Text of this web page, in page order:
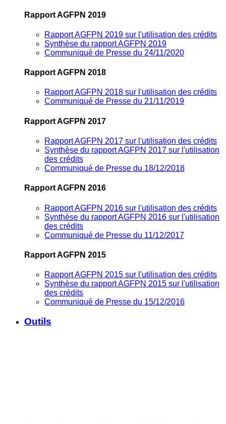
Rapport AGFPN 2019
Rapport AGFPN 2019 sur l'utilisation des crédits
Synthèse du rapport AGFPN 2019
Communiqué de Presse du 24/11/2020
Rapport AGFPN 2018
Rapport AGFPN 2018 sur l'utilisation des crédits
Communiqué de Presse du 21/11/2019
Rapport AGFPN 2017
Rapport AGFPN 2017 sur l'utilisation des crédits
Synthèse du rapport AGFPN 2017 sur l'utilisation
des crédits
Communiqué de Presse du 18/12/2018
Rapport AGFPN 2016
Rapport AGFPN 2016 sur l'utilisation des crédits
Synthèse du rapport AGFPN 2016 sur l'utilisation
des crédits
Communiqué de Presse du 11/12/2017
Rapport AGFPN 2015
Rapport AGFPN 2015 sur l'utilisation des crédits
Synthèse du rapport AGFPN 2015 sur l'utilisation
des crédits
Communiqué de Presse du 15/12/2016
Outils